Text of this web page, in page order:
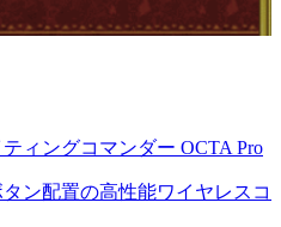
ィングコマンダー OCTA Pro
ン配置の高性能ワイヤレスコ